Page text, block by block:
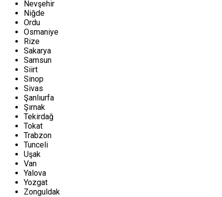
Nevşehir
Niğde
Ordu
Osmaniye
Rize
Sakarya
Samsun
Siirt
Sinop
Sivas
Şanlıurfa
Şırnak
Tekirdağ
Tokat
Trabzon
Tunceli
Uşak
Van
Yalova
Yozgat
Zonguldak